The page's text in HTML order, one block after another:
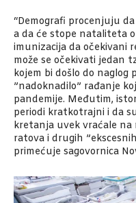
“Demografi procenjuju
a da će stope nataliteta
imunizacija da očekivani
može se očekivati jedan
kojem bi došlo do naglog
”nadoknadilo” rađanje
pandemije. Međutim,
periodi kratkotrajni i da
kretanja uvek vraćale na
ratova i drugih
primećuje sagovornica